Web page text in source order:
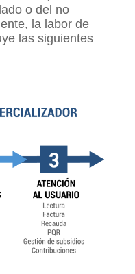
o del no
la labor de
las siguientes